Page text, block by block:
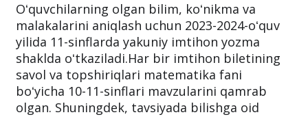
Oʻquvchilarning olgan bilim, koʻnikma va
malakalarini aniqlash uchun 2023-2024-oʻquv
yilida 11-sinflarda yakuniy imtihon yozma
shaklda oʻtkaziladi.Har bir imtihon biletining
savol va topshiriqlari matematika fani
boʻyicha 10-11-sinflari mavzularini qamrab
olgan. Shuningdek, tavsiyada bilishga oid